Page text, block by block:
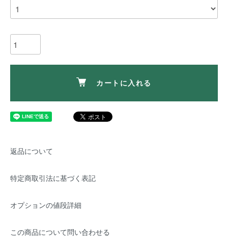
カートに入れる
返品について
特定商取引法に基づく表記
オプションの値段詳細
この商品について問い合わせる